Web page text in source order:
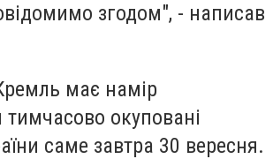
згодом", - написав
має намір
окуповані
саме завтра 30 вересня.